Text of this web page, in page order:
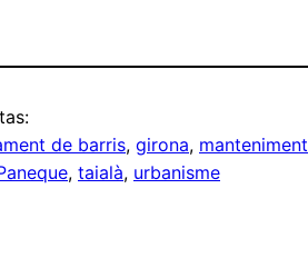
de barris, girona, manteniment
, taialà, urbanisme